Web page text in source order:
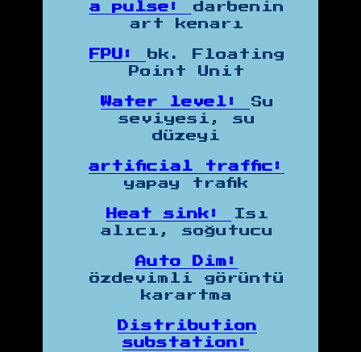
a pulse:
darbenin
art kenarı
FPU:
bk. Floating
Point Unit
Water level:
Su
seviyesi, su
düzeyi
artificial traffic:
yapay trafik
Heat sink:
Isı
alıcı, soğutucu
Auto Dim:
özdevimli görüntü
karartma
Distribution
substation: